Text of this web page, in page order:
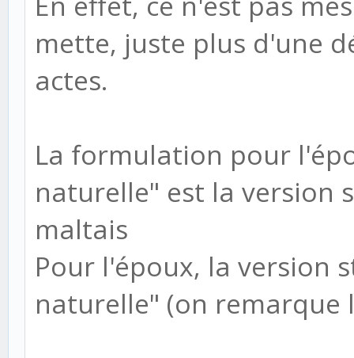
mette, juste plus d'une
actes.
La formulation pour
naturelle" est la version
maltais
Pour l'époux, la version
naturelle" (on